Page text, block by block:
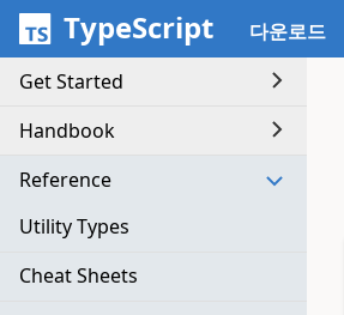
메인 컨텐츠로 바로가기
TypeScript 다운로드
Get Started
Handbook
Reference
Utility Types
Cheat Sheets